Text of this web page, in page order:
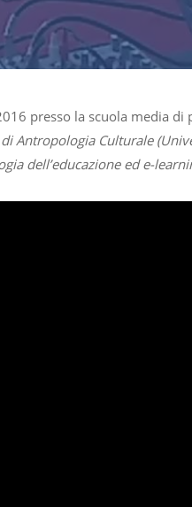
presso la scuola media
Antropologia Culturale
dell’educazione ed e-